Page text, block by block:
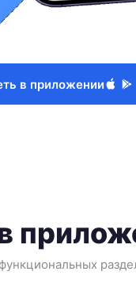
в приложении